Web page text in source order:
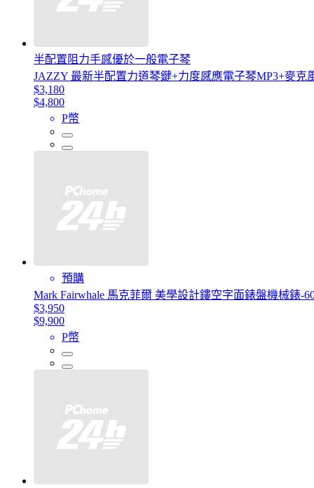
半配置阻力手感優於一般電子琴
JAZZY 最新半配置力道琴鍵+力度感應電子琴MP3+麥克
$3,180
$4,800
P幣
預購
Mark Fairwhale 馬克菲爾 美學設計鏤空字面錶盤機械錶-
$3,950
$9,900
P幣